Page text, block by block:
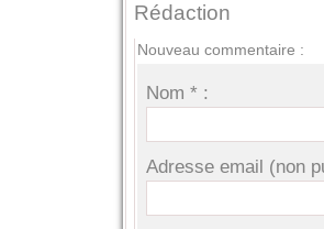
Rédaction
Nouveau commentaire :
Nom * :
Adresse email (non